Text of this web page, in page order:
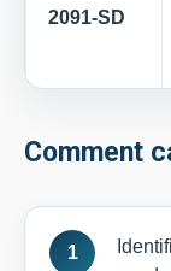
2091-SD
Comment